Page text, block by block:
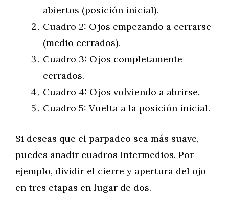
abiertos (posición inicial).
Cuadro 2: Ojos empezando a cerrarse
(medio cerrados).
Cuadro 3: Ojos completamente
cerrados.
Cuadro 4: Ojos volviendo a abrirse.
Cuadro 5: Vuelta a la posición inicial.
Si deseas que el parpadeo sea más suave,
puedes añadir cuadros intermedios. Por
ejemplo, dividir el cierre y apertura del ojo
en tres etapas en lugar de dos.